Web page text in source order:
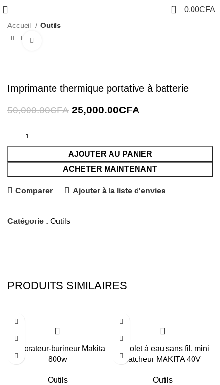
0 0.00CFA
Accueil
Outils
Imprimante thermique portative à batterie
50,000.00CFA 25,000.00CFA
AJOUTER AU PANIER
ACHETER MAINTENANT
Comparer Ajouter à la liste d'envies
Catégorie : Outils
PRODUITS SIMILAIRES
-36%
Perforateur-burineur Makita
800w
Outils
Pistolet à eau sans fil, mini
catcheur MAKITA 40V
Outils